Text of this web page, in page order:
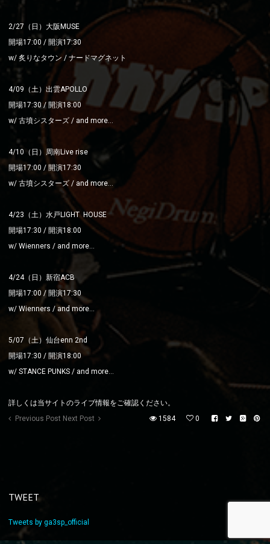
2/27（日）大阪MUSE
開場17:00 / 開演17:30
w/ 炙りなタウン / ナードマグネット
4/09（土）出雲APOLLO
開場17:30 / 開演18:00
w/ 古墳シスターズ / and more…
4/10（日）周南Live rise
開場17:00 / 開演17:30
w/ 古墳シスターズ / and more…
4/23（土）水戸LIGHT HOUSE
開場17:30 / 開演18:00
w/ Wienners / and more…
4/24（日）新宿ACB
開場17:00 / 開演17:30
w/ Wienners / and more…
5/07（土）仙台enn 2nd
開場17:30 / 開演18:00
w/ STANCE PUNKS / and more…
詳しくは当サイトのライブ情報をご確認ください。
Previous Post Next Post 1584 0
TWEET
Tweets by ga3sp_official